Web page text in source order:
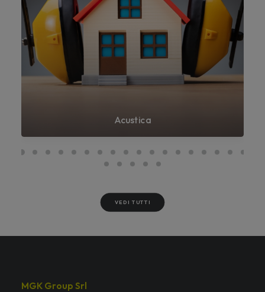
Acustica
VEDI TUTTI
MGK Group Srl